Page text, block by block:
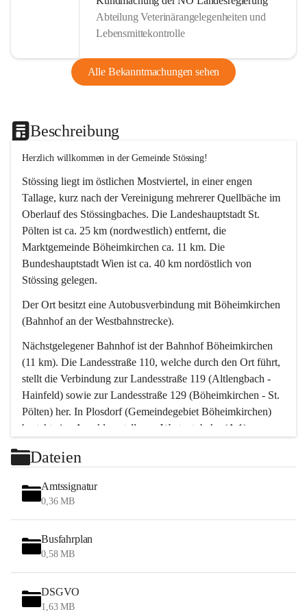
Abteilung Veterinärangelegenheiten und
Lebensmittekontrolle
Alle Bekanntmachungen sehen
Beschreibung
Herzlich willkommen in der Gemeinde Stössing!
Stössing liegt im östlichen Mostviertel, in einer engen
Tallage, kurz nach der Vereinigung mehrerer Quellbäche im
Oberlauf des Stössingbaches. Die Landeshauptstadt St.
Pölten ist ca. 25 km (nordwestlich) entfernt, die
Marktgemeinde Böheimkirchen ca. 11 km. Die
Bundeshauptstadt Wien ist ca. 40 km nordöstlich von
Stössing gelegen.
Der Ort besitzt eine Autobusverbindung mit Böheimkirchen
(Bahnhof an der Westbahnstrecke).
Nächstgelegener Bahnhof ist der Bahnhof Böheimkirchen
(11 km). Die Landesstraße 110, welche durch den Ort führt,
stellt die Verbindung zur Landesstraße 119 (Altlengbach -
Hainfeld) sowie zur Landesstraße 129 (Böheimkirchen - St.
Pölten) her. In Plosdorf (Gemeindegebiet Böheimkirchen)
besteht eine Anschlussstelle zur Westautobahn (A 1).
Wien erreicht man in ca. 45 Minuten.
Stössing zählt noch zum Naherholungsraum Wien sowie
zum Naherholungsraum St. Pölten. Viele Bauernhöfe hatten
„ihre Wiener“. Seit 1960 bauten viele Wiener
Wochenendhäuser im Gemeindegebiet. Wegen des
waldreichen Jagdgebietes haben viele Jagdpächter ihre
Das Wandern ist aus touristischer Sicht die bedeutendste
Tätigkeit. Das hügelige Gebiet mit Wanderwegen durch
Dateien
Amtssignatur
0,36 MB
Busfahrplan
0,58 MB
DSGVO
1,63 MB